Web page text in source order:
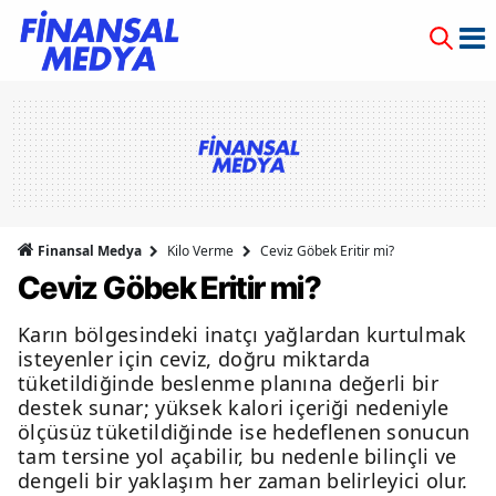
Finansal Medya Kilo Verme Ceviz Göbek Eritir mi?
Ceviz Göbek Eritir mi?
Karın bölgesindeki inatçı yağlardan kurtulmak
isteyenler için ceviz, doğru miktarda
tüketildiğinde beslenme planına değerli bir
destek sunar; yüksek kalori içeriği nedeniyle
ölçüsüz tüketildiğinde ise hedeflenen sonucun
tam tersine yol açabilir, bu nedenle bilinçli ve
dengeli bir yaklaşım her zaman belirleyici olur.